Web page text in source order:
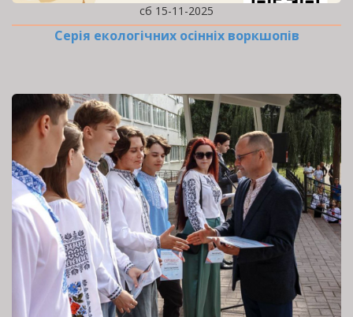
сб 15-11-2025
Серія екологічних осінніх воркшопів